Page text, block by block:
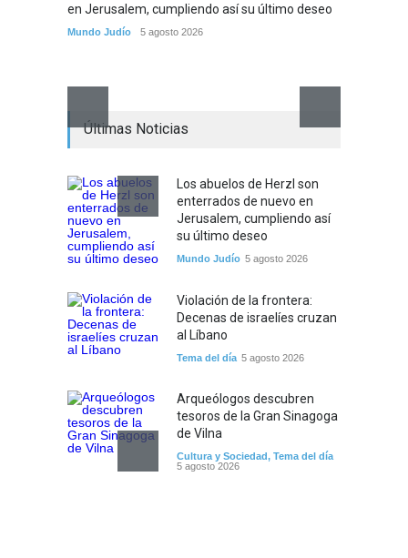
en Jerusalem, cumpliendo así su último deseo
Mundo Judío 5 agosto 2026
Últimas Noticias
Los abuelos de Herzl son
enterrados de nuevo en
Jerusalem, cumpliendo así
su último deseo
Mundo Judío 5 agosto 2026
Violación de la frontera:
Decenas de israelíes cruzan
al Líbano
Tema del día 5 agosto 2026
Arqueólogos descubren
tesoros de la Gran Sinagoga
de Vilna
Cultura y Sociedad, Tema del día
5 agosto 2026